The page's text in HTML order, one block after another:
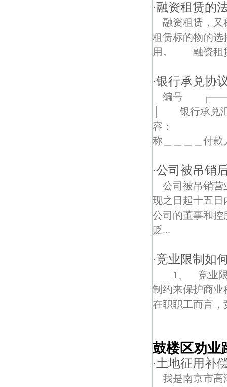
·融资租赁的
融资租赁，又
租赁标的物的选
用。 融资租
·银行承兑协
编号
│ 银行承兑
容
称＿＿＿＿付款
·公司被吊销
公司被吊销营
现之日起十五日
公司的董事和控
贬...
·竞业限制如
1、 竞业限
制约来保护商业
在职职工而言，
鼓楼区劝业
·土地征用补
我是南京市高